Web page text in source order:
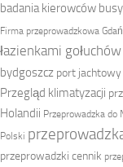
badania kierowców
Firma przeprowadzkowa
łazienkami gołuchów
bydgoszcz port
Przegląd klimatyzacji
Holandii Przeprowadzka do
Polski
przeprowadzki cennik